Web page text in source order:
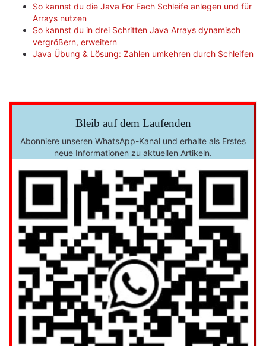
So kannst du die Java For Each Schleife anlegen und für
Arrays nutzen
So kannst du in drei Schritten Java Arrays dynamisch
vergrößern, erweitern
Java Übung & Lösung: Zahlen umkehren durch Schleifen
Bleib auf dem Laufenden
Abonniere unseren WhatsApp-Kanal und erhalte als Erstes
neue Informationen zu aktuellen Artikeln.